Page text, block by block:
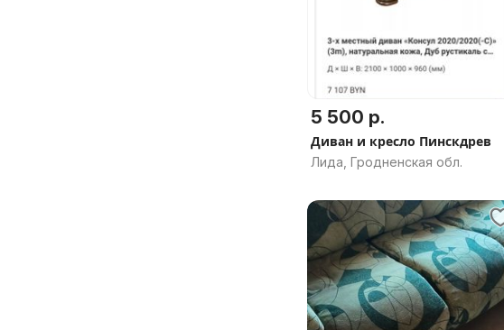
5 500 р.
Диван и кресло Пинскдрев
Лида, Гродненская обл.